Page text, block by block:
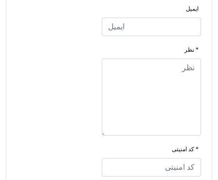
ایمیل
* نظر
* کد امنیتی